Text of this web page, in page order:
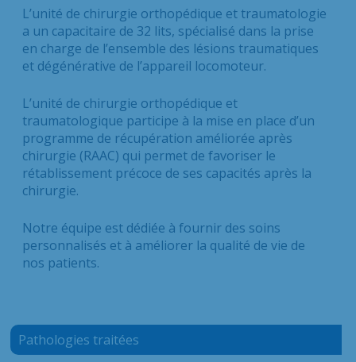
L’unité de chirurgie orthopédique et traumatologie
a un capacitaire de 32 lits, spécialisé dans la prise
en charge de l’ensemble des lésions traumatiques
et dégénérative de l’appareil locomoteur.
L’unité de chirurgie orthopédique et
traumatologique participe à la mise en place d’un
programme de récupération améliorée après
chirurgie (RAAC) qui permet de favoriser le
rétablissement précoce de ses capacités après la
chirurgie.
Notre équipe est dédiée à fournir des soins
personnalisés et à améliorer la qualité de vie de
nos patients.
Pathologies traitées